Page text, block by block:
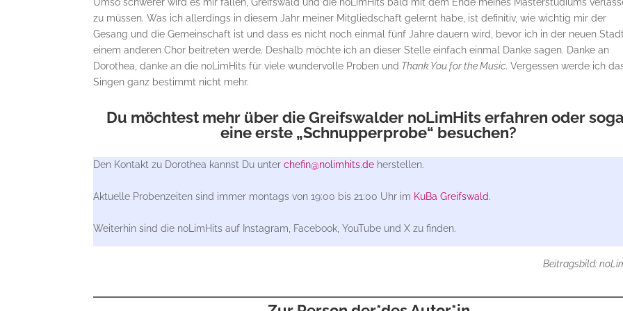
zu müssen. Was ich allerdings in diesem Jahr meiner Mitgliedschaft gelernt habe, ist definitiv, wie wichtig mir der
Gesang und die Gemeinschaft ist und dass es nicht noch einmal fünf Jahre dauern wird, bevor ich in der neuen Stadt
einem anderen Chor beitreten werde. Deshalb möchte ich an dieser Stelle einfach einmal Danke sagen. Danke an
Dorothea, danke an die noLimHits für viele wundervolle Proben und Thank You for the Music. Vergessen werde ich
Singen ganz bestimmt nicht mehr.
Du möchtest mehr über die Greifswalder noLimHits erfahren oder
eine erste „Schnupperprobe“ besuchen?
Den Kontakt zu Dorothea kannst Du unterchefin@nolimhits.de herstellen.
Aktuelle Probenzeiten sind immer montags von 19:00 bis 21:00 Uhr im KuBa Greifswald.
Weiterhin sind die noLimHits auf Instagram, Facebook, YouTube und X zu finden.
Beitragsbild: